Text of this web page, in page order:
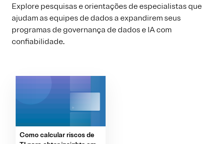
Explore pesquisas e orientações de especialistas que
ajudam as equipes de dados a expandirem seus
programas de governança de dados e IA com
confiabilidade.
Como calcular riscos de